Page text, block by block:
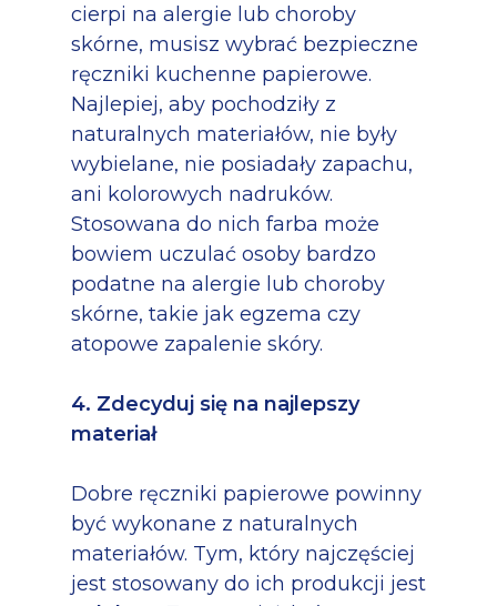
cierpi na alergie lub choroby
skórne, musisz wybrać bezpieczne
ręczniki kuchenne papierowe.
Najlepiej, aby pochodziły z
naturalnych materiałów, nie były
wybielane, nie posiadały zapachu,
ani kolorowych nadruków.
Stosowana do nich farba może
bowiem uczulać osoby bardzo
podatne na alergie lub choroby
skórne, takie jak egzema czy
atopowe zapalenie skóry.
4. Zdecyduj się na najlepszy
materiał
Dobre ręczniki papierowe powinny
być wykonane z naturalnych
materiałów. Tym, który najczęściej
jest stosowany do ich produkcji jest